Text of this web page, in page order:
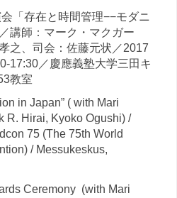
「存在と時間管理−−モダニ
講師：マーク・マクガー
之、司会：佐藤元状／2017
17:30／慶應義塾大学三田キ
教室
in Japan” ( with Mari
R. Hirai, Kyoko Ogushi) /
75 (The 75th World
/ Messukeskus,
Ceremony (with Mari